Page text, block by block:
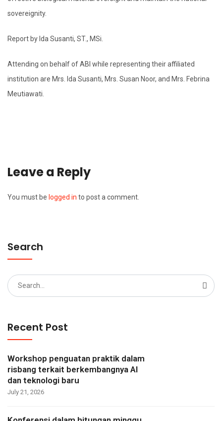
sovereignity.
Report by Ida Susanti, ST., MSi.
Attending on behalf of ABI while representing their affiliated
institution are Mrs. Ida Susanti, Mrs. Susan Noor, and Mrs. Febrina
Meutiawati.
Leave a Reply
You must be logged in to post a comment.
Search
Search
for:
Recent Post
Workshop penguatan praktik dalam
risbang terkait berkembangnya AI
dan teknologi baru
July 21, 2026